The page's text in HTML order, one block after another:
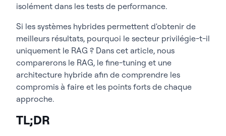
isolément dans les tests de performance.
Si les systèmes hybrides permettent d'obtenir de
meilleurs résultats, pourquoi le secteur privilégie-t-il
uniquement le RAG ? Dans cet article, nous
comparerons le RAG, le fine-tuning et une
architecture hybride afin de comprendre les
compromis à faire et les points forts de chaque
approche.
TL;DR